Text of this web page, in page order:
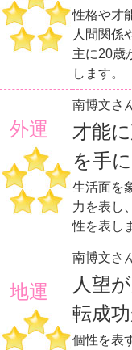
性格や才
人間関係
主に20歳
します。
外運
南博文さ
才能
を手
生活面を
力を表し
性を表し
地運
南博文さ
人望
転成
個性を表